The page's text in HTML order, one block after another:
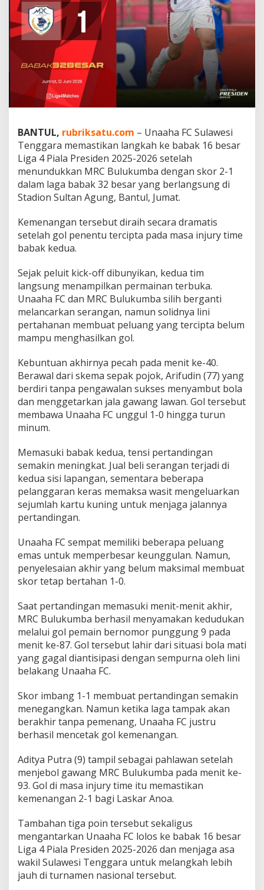
a
d
i
L
i
BANTUL, rubriksatu.com – Unaaha FC Sulawesi
Tenggara memastikan langkah ke babak 16 besar
Liga 4 Piala Presiden 2025-2026 setelah
menundukkan MRC Bulukumba dengan skor 2-1
dalam laga babak 32 besar yang berlangsung di
Stadion Sultan Agung, Bantul, Jumat.
Kemenangan tersebut diraih secara dramatis
setelah gol penentu tercipta pada masa injury time
babak kedua.
Sejak peluit kick-off dibunyikan, kedua tim
langsung menampilkan permainan terbuka.
Unaaha FC dan MRC Bulukumba silih berganti
melancarkan serangan, namun solidnya lini
pertahanan membuat peluang yang tercipta belum
mampu menghasilkan gol.
Kebuntuan akhirnya pecah pada menit ke-40.
Berawal dari skema sepak pojok, Arifudin (77) yang
berdiri tanpa pengawalan sukses menyambut bola
dan menggetarkan jala gawang lawan. Gol tersebut
membawa Unaaha FC unggul 1-0 hingga turun
minum.
Memasuki babak kedua, tensi pertandingan
semakin meningkat. Jual beli serangan terjadi di
kedua sisi lapangan, sementara beberapa
pelanggaran keras memaksa wasit mengeluarkan
sejumlah kartu kuning untuk menjaga jalannya
pertandingan.
Unaaha FC sempat memiliki beberapa peluang
emas untuk memperbesar keunggulan. Namun,
penyelesaian akhir yang belum maksimal membuat
skor tetap bertahan 1-0.
Saat pertandingan memasuki menit-menit akhir,
MRC Bulukumba berhasil menyamakan kedudukan
melalui gol pemain bernomor punggung 9 pada
menit ke-87. Gol tersebut lahir dari situasi bola mati
yang gagal diantisipasi dengan sempurna oleh lini
belakang Unaaha FC.
Skor imbang 1-1 membuat pertandingan semakin
menegangkan. Namun ketika laga tampak akan
berakhir tanpa pemenang, Unaaha FC justru
berhasil mencetak gol kemenangan.
Aditya Putra (9) tampil sebagai pahlawan setelah
menjebol gawang MRC Bulukumba pada menit ke-
93. Gol di masa injury time itu memastikan
kemenangan 2-1 bagi Laskar Anoa.
Tambahan tiga poin tersebut sekaligus
mengantarkan Unaaha FC lolos ke babak 16 besar
Liga 4 Piala Presiden 2025-2026 dan menjaga asa
wakil Sulawesi Tenggara untuk melangkah lebih
jauh di turnamen nasional tersebut.